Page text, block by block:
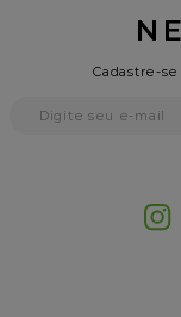
Cadastre-